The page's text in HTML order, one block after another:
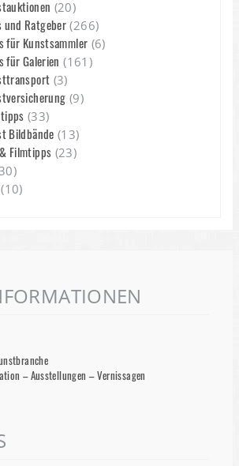
(20)
und Ratgeber(266)
für Kunstsammler (6)
für Galerien (161)
(3)
(9)
(33)
Bildbände (13)
Filmtipps (23)
(10)
– Ausstellungen – Vernissagen